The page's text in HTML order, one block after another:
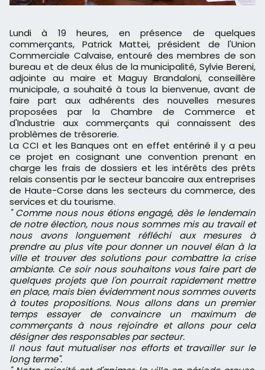
Lundi à 19 heures, en présence de quelques
commerçants, Patrick Mattei, président de l'Union
Commerciale Calvaise, entouré des membres de son
bureau et de deux élus de la municipalité, Sylvie Bereni,
adjointe au maire et Maguy Brandaloni, conseillère
municipale, a souhaité à tous la bienvenue, avant de
faire part aux adhérents des nouvelles mesures
proposées par la Chambre de Commerce et
d'Industrie aux commerçants qui connaissent des
problèmes de trésorerie.
La CCI et les Banques ont en effet entériné il y a peu
ce projet en cosignant une convention prenant en
charge les frais de dossiers et les intérêts des prêts
relais consentis par le secteur bancaire aux entreprises
de Haute-Corse dans les secteurs du commerce, des
services et du tourisme.
" Comme nous nous étions engagé, dès le lendemain
de notre élection, nous nous sommes mis au travail et
nous avons longuement réfléchi aux mesures à
prendre au plus vite pour donner un nouvel élan à la
ville et trouver des solutions pour combattre la crise
ambiante. Ce soir nous souhaitons vous faire part de
quelques projets que l'on pourrait rapidement mettre
en place, mais bien évidemment nous sommes ouverts
à toutes propositions. Nous allons dans un premier
temps essayer de convaincre un maximum de
commerçants à nous rejoindre et allons pour cela
désigner des responsables par secteur.
Il nous faut mutualiser nos efforts et travailler sur le
long terme".